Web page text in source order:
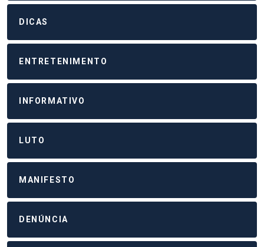
DICAS
ENTRETENIMENTO
INFORMATIVO
LUTO
MANIFESTO
DENÚNCIA